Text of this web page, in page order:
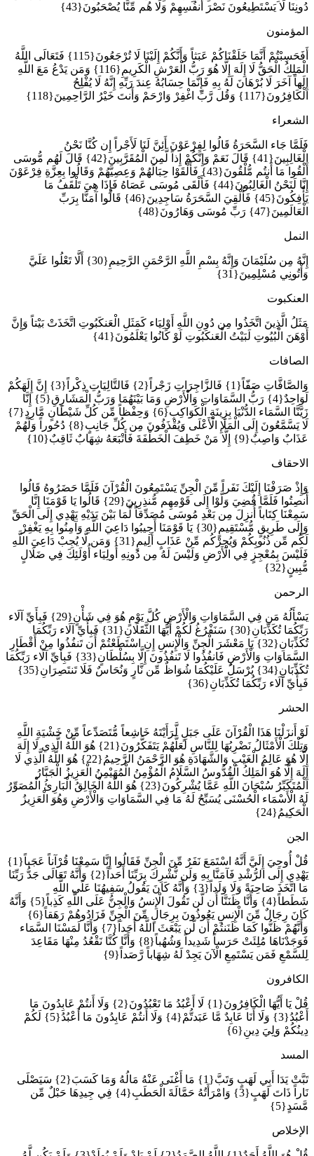
دُونِنَا لَا يَسْتَطِيعُونَ نَصْرَ أَنفُسِهِمْ وَلَا هُم مِّنَّا يُصْحَبُونَ{43}
المؤمنون
أَفَحَسِبْتُمْ أَنَّمَا خَلَقْنَاكُمْ عَبَثاً وَأَنَّكُمْ إِلَيْنَا لَا تُرْجَعُونَ{115} فَتَعَالَى اللَّهُ
الْمَلِكُ الْحَقُّ لَا إِلَهَ إِلَّا هُوَ رَبُّ الْعَرْشِ الْكَرِيمِ{116} وَمَن يَدْعُ مَعَ اللَّهِ
إِلَهاً آخَرَ لَا بُرْهَانَ لَهُ بِهِ فَإِنَّمَا حِسَابُهُ عِندَ رَبِّهِ إِنَّهُ لَا يُفْلِحُ
الْكَافِرُونَ{117} وَقُل رَّبِّ اغْفِرْ وَارْحَمْ وَأَنتَ خَيْرُ الرَّاحِمِينَ{118}
الشعراء
فَلَمَّا جَاء السَّحَرَةُ قَالُوا لِفِرْعَوْنَ أَئِنَّ لَنَا لَأَجْراً إِن كُنَّا نَحْنُ
الْغَالِبِينَ{41} قَالَ نَعَمْ وَإِنَّكُمْ إِذاً لَّمِنَ الْمُقَرَّبِينَ{42} قَالَ لَهُم مُّوسَى
أَلْقُوا مَا أَنتُم مُّلْقُونَ{43} فَأَلْقَوْا حِبَالَهُمْ وَعِصِيَّهُمْ وَقَالُوا بِعِزَّةِ فِرْعَوْنَ
إِنَّا لَنَحْنُ الْغَالِبُونَ{44} فَأَلْقَى مُوسَى عَصَاهُ فَإِذَا هِيَ تَلْقَفُ مَا
يَأْفِكُونَ{45} فَأُلْقِيَ السَّحَرَةُ سَاجِدِينَ{46} قَالُوا آمَنَّا بِرَبِّ
الْعَالَمِينَ{47} رَبِّ مُوسَى وَهَارُونَ{48}
النمل
إِنَّهُ مِن سُلَيْمَانَ وَإِنَّهُ بِسْمِ اللَّهِ الرَّحْمَنِ الرَّحِيمِ{30} أَلَّا تَعْلُوا عَلَيَّ
وَأْتُونِي مُسْلِمِينَ{31}
العنكبوت
مَثَلُ الَّذِينَ اتَّخَذُوا مِن دُونِ اللَّهِ أَوْلِيَاء كَمَثَلِ الْعَنكَبُوتِ اتَّخَذَتْ بَيْتاً وَإِنَّ
أَوْهَنَ الْبُيُوتِ لَبَيْتُ الْعَنكَبُوتِ لَوْ كَانُوا يَعْلَمُونَ{41}
الصافات
وَالصَّافَّاتِ صَفّاً{1} فَالزَّاجِرَاتِ زَجْراً{2} فَالتَّالِيَاتِ ذِكْراً{3} إِنَّ إِلَهَكُمْ
لَوَاحِدٌ{4} رَبُّ السَّمَاوَاتِ وَالْأَرْضِ وَمَا بَيْنَهُمَا وَرَبُّ الْمَشَارِقِ{5} إِنَّا
زَيَّنَّا السَّمَاء الدُّنْيَا بِزِينَةٍ الْكَوَاكِبِ{6} وَحِفْظاً مِّن كُلِّ شَيْطَانٍ مَّارِدٍ{7}
لَا يَسَّمَّعُونَ إِلَى الْمَلَإِ الْأَعْلَى وَيُقْذَفُونَ مِن كُلِّ جَانِبٍ{8} دُحُوراً وَلَهُمْ
عَذَابٌ وَاصِبٌ{9} إِلَّا مَنْ خَطِفَ الْخَطْفَةَ فَأَتْبَعَهُ شِهَابٌ ثَاقِبٌ{10}
الاحقاف
وَإِذْ صَرَفْنَا إِلَيْكَ نَفَراً مِّنَ الْجِنِّ يَسْتَمِعُونَ الْقُرْآنَ فَلَمَّا حَضَرُوهُ قَالُوا
أَنصِتُوا فَلَمَّا قُضِيَ وَلَّوْا إِلَى قَوْمِهِم مُّنذِرِينَ{29} قَالُوا يَا قَوْمَنَا إِنَّا
سَمِعْنَا كِتَاباً أُنزِلَ مِن بَعْدِ مُوسَى مُصَدِّقاً لِّمَا بَيْنَ يَدَيْهِ يَهْدِي إِلَى الْحَقِّ
وَإِلَى طَرِيقٍ مُّسْتَقِيمٍ{30} يَا قَوْمَنَا أَجِيبُوا دَاعِيَ اللَّهِ وَآمِنُوا بِهِ يَغْفِرْ
لَكُم مِّن ذُنُوبِكُمْ وَيُجِرْكُم مِّنْ عَذَابٍ أَلِيمٍ{31} وَمَن لَّا يُجِبْ دَاعِيَ اللَّهِ
فَلَيْسَ بِمُعْجِزٍ فِي الْأَرْضِ وَلَيْسَ لَهُ مِن دُونِهِ أَولِيَاء أُوْلَئِكَ فِي ضَلَالٍ
مُّبِينٍ{32}
الرحمن
يَسْأَلُهُ مَن فِي السَّمَاوَاتِ وَالْأَرْضِ كُلَّ يَوْمٍ هُوَ فِي شَأْنٍ{29} فَبِأَيِّ آلَاء
رَبِّكُمَا تُكَذِّبَانِ{30} سَنَفْرُغُ لَكُمْ أَيُّهَا الثَّقَلَانِ{31} فَبِأَيِّ آلَاء رَبِّكُمَا
تُكَذِّبَانِ{32} يَا مَعْشَرَ الْجِنِّ وَالْإِنسِ إِنِ اسْتَطَعْتُمْ أَن تَنفُذُوا مِنْ أَقْطَارِ
السَّمَاوَاتِ وَالْأَرْضِ فَانفُذُوا لَا تَنفُذُونَ إِلَّا بِسُلْطَانٍ{33} فَبِأَيِّ آلَاء رَبِّكُمَا
تُكَذِّبَانِ{34} يُرْسَلُ عَلَيْكُمَا شُوَاظٌ مِّن نَّارٍ وَنُحَاسٌ فَلَا تَنتَصِرَانِ{35}
فَبِأَيِّ آلَاء رَبِّكُمَا تُكَذِّبَانِ{36}
الحشر
لَوْ أَنزَلْنَا هَذَا الْقُرْآنَ عَلَى جَبَلٍ لَّرَأَيْتَهُ خَاشِعاً مُّتَصَدِّعاً مِّنْ خَشْيَةِ اللَّهِ
وَتِلْكَ الْأَمْثَالُ نَضْرِبُهَا لِلنَّاسِ لَعَلَّهُمْ يَتَفَكَّرُونَ{21} هُوَ اللَّهُ الَّذِي لَا إِلَهَ
إِلَّا هُوَ عَالِمُ الْغَيْبِ وَالشَّهَادَةِ هُوَ الرَّحْمَنُ الرَّحِيمُ{22} هُوَ اللَّهُ الَّذِي لَا
إِلَهَ إِلَّا هُوَ الْمَلِكُ الْقُدُّوسُ السَّلَامُ الْمُؤْمِنُ الْمُهَيْمِنُ الْعَزِيزُ الْجَبَّارُ
الْمُتَكَبِّرُ سُبْحَانَ اللَّهِ عَمَّا يُشْرِكُونَ{23} هُوَ اللَّهُ الْخَالِقُ الْبَارِئُ الْمُصَوِّرُ
لَهُ الْأَسْمَاء الْحُسْنَى يُسَبِّحُ لَهُ مَا فِي السَّمَاوَاتِ وَالْأَرْضِ وَهُوَ الْعَزِيزُ
الْحَكِيمُ{24}
الجن
قُلْ أُوحِيَ إِلَيَّ أَنَّهُ اسْتَمَعَ نَفَرٌ مِّنَ الْجِنِّ فَقَالُوا إِنَّا سَمِعْنَا قُرْآناً عَجَباً{1}
يَهْدِي إِلَى الرُّشْدِ فَآمَنَّا بِهِ وَلَن نُّشْرِكَ بِرَبِّنَا أَحَداً{2} وَأَنَّهُ تَعَالَى جَدُّ رَبِّنَا
مَا اتَّخَذَ صَاحِبَةً وَلَا وَلَداً{3} وَأَنَّهُ كَانَ يَقُولُ سَفِيهُنَا عَلَى اللَّهِ
شَطَطاً{4} وَأَنَّا ظَنَنَّا أَن لَّن تَقُولَ الْإِنسُ وَالْجِنُّ عَلَى اللَّهِ كَذِباً{5} وَأَنَّهُ
كَانَ رِجَالٌ مِّنَ الْإِنسِ يَعُوذُونَ بِرِجَالٍ مِّنَ الْجِنِّ فَزَادُوهُمْ رَهَقاً{6}
وَأَنَّهُمْ ظَنُّوا كَمَا ظَنَنتُمْ أَن لَّن يَبْعَثَ اللَّهُ أَحَداً{7} وَأَنَّا لَمَسْنَا السَّمَاء
فَوَجَدْنَاهَا مُلِئَتْ حَرَساً شَدِيداً وَشُهُباً{8} وَأَنَّا كُنَّا نَقْعُدُ مِنْهَا مَقَاعِدَ
لِلسَّمْعِ فَمَن يَسْتَمِعِ الْآنَ يَجِدْ لَهُ شِهَاباً رَّصَداً{9}
الكافرون
قُلْ يَا أَيُّهَا الْكَافِرُونَ{1} لَا أَعْبُدُ مَا تَعْبُدُونَ{2} وَلَا أَنتُمْ عَابِدُونَ مَا
أَعْبُدُ{3} وَلَا أَنَا عَابِدٌ مَّا عَبَدتُّمْ{4} وَلَا أَنتُمْ عَابِدُونَ مَا أَعْبُدُ{5} لَكُمْ
دِينُكُمْ وَلِيَ دِينِ{6}
المسد
تَبَّتْ يَدَا أَبِي لَهَبٍ وَتَبَّ{1} مَا أَغْنَى عَنْهُ مَالُهُ وَمَا كَسَبَ{2} سَيَصْلَى
نَاراً ذَاتَ لَهَبٍ{3} وَامْرَأَتُهُ حَمَّالَةَ الْحَطَبِ{4} فِي جِيدِهَا حَبْلٌ مِّن
مَّسَدٍ{5}
الإخلاص